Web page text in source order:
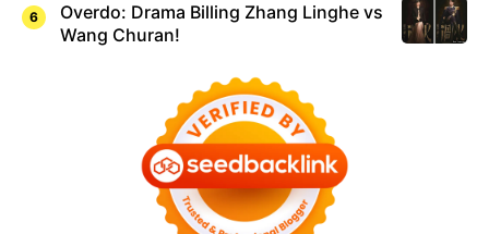
Overdo: Drama Billing Zhang Linghe vs
Wang Churan!